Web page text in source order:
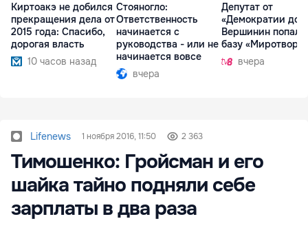
Киртоакэ не добился
прекращения дела от
2015 года: Спасибо,
дорогая власть
10 часов назад
Стояногло:
Ответственность
начинается с
руководства - или не
начинается вовсе
вчера
Депутат от
«Демократии
Вершинин попал в
базу
вчера
Lifenews 1 ноября 2016, 11:50 2 363
Тимошенко: Гройсман и его
шайка тайно подняли себе
зарплаты в два раза